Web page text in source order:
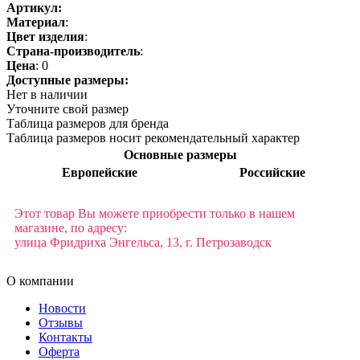
Артикул:
Материал:
Цвет изделия:
Страна-производитель:
Цена: 0
Доступные размеры:
Нет в наличии
Уточните свой размер
Таблица размеров для бренда
Таблица размеров носит рекомендательный характер
Основные размеры
Европейские
Российские
Этот товар Вы можете приобрести только в нашем
магазине, по адресу:
улица Фридриха Энгельса, 13, г. Петрозаводск
О компании
Новости
Отзывы
Контакты
Оферта